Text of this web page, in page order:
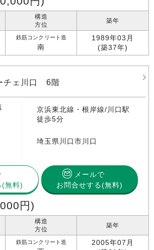
構造
方位
鉄筋コンクリート造
南
築年
1989年03月
(築37年)
チェ川口 6階
京浜東北線・根岸線/川口駅
徒歩5分
埼玉県川口市川口
メールで
お問合せする(無料)
円)
構造
方位
鉄筋コンクリート造
築年
2005年07月